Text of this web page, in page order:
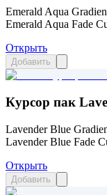
Emerald Aqua
Emerald Aqua Fade
Открыть
Добавить
Курсор пак
Lavender Blue
Lavender Blue Fade
Открыть
Добавить